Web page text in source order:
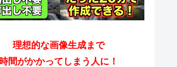
理想的な画像生成まで
時間がかかってしまう人に！